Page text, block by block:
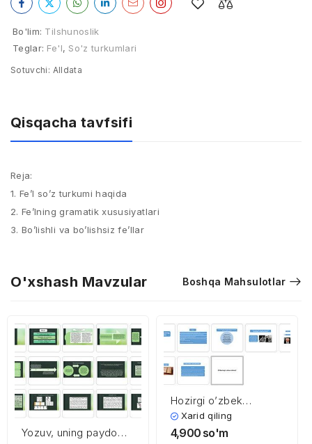
Bo'lim: Tilshunoslik
Teglar: Fe'l, So'z turkumlari
Sotuvchi: Alldata
Qisqacha tavfsifi
Reja:
1. Fe’l so’z turkumi haqida
2. Fe’lning gramatik xususiyatlari
3. Bo’lishli va bo’lishsiz fe’llar
O'xshash Mavzular Boshqa Mahsulotlar
Yozuv, uning paydo
Hоzirgi o’zbek
аdаbiyotining yirik
nаmоyandаlаri
Xarid qiling
4,900 so'm